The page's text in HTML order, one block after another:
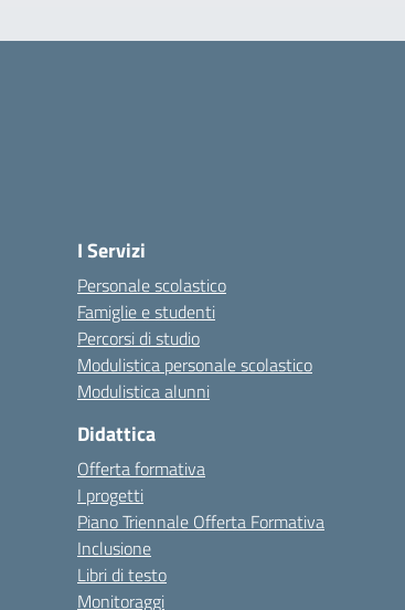
I Servizi
Personale scolastico
Famiglie e studenti
Percorsi di studio
Modulistica personale scolastico
Modulistica alunni
Didattica
Offerta formativa
I progetti
Piano Triennale Offerta Formativa
Inclusione
Libri di testo
Monitoraggi